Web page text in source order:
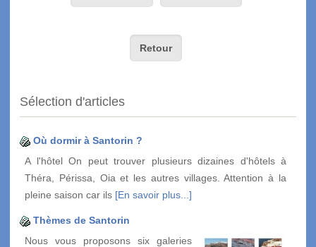
Retour
Sélection d'articles
Où dormir à Santorin ?
A l'hôtel On peut trouver plusieurs dizaines d'hôtels à
Théra, Périssa, Oia et les autres villages. Attention à la
pleine saison car ils [En savoir plus...]
Thèmes de Santorin
Nous vous proposons six galeries